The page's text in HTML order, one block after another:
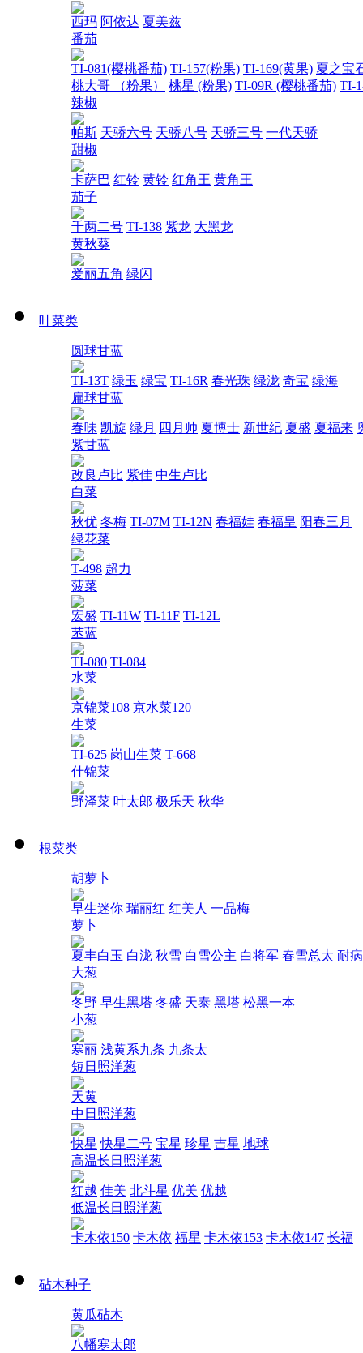
西玛 阿依达 夏美兹
番茄
TI-081(樱桃番茄) TI-157(粉果) TI-169(黄果) 夏之宝
桃大哥 （粉果）
桃星 (粉果) TI-09R (樱桃番茄) TI-
辣椒
帕斯 天骄六号 天骄八号 天骄三号 一代天骄
甜椒
卡萨巴 红铃 黄铃 红角王 黄角王
茄子
千两二号 TI-138 紫龙 大黑龙
黄秋葵
爱丽五角 绿闪
叶菜类
圆球甘蓝
TI-13T 绿玉 绿宝 TI-16R 春光珠 绿泷 奇宝 绿海
扁球甘蓝
春味 凯旋 绿月 四月帅 夏博士 新世纪 夏盛 夏福来
紫甘蓝
改良卢比 紫佳 中生卢比
白菜
秋优 冬梅 TI-07M TI-12N 春福娃 春福皇 阳春三月
绿花菜
T-498 超力
菠菜
宏盛 TI-11W TI-11F TI-12L
苤蓝
TI-080 TI-084
水菜
京锦菜108 京水菜120
生菜
TI-625 岗山生菜 T-668
什锦菜
野泽菜 叶太郎 极乐天 秋华
根菜类
胡萝卜
早生迷你 瑞丽红 红美人 一品梅
萝卜
夏丰白玉 白泷 秋雪 白雪公主 白将军 春雪总太 耐
大葱
冬野 早生黑塔 冬盛 天泰 黑塔 松黑一本
小葱
寒丽 浅黄系九条 九条太
短日照洋葱
天黄
中日照洋葱
快星 快星二号 宝星 珍星 吉星 地球
高温长日照洋葱
红越 佳美 北斗星 优美 优越
低温长日照洋葱
卡木依150 卡木依 福星 卡木依153 卡木依147 长福
砧木种子
黄瓜砧木
八幡寒太郎